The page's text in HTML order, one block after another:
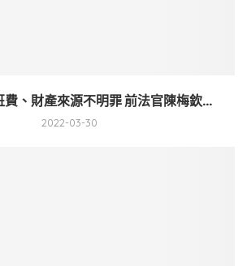
、財產來源不明罪 前法官陳梅欽...
2022-03-30